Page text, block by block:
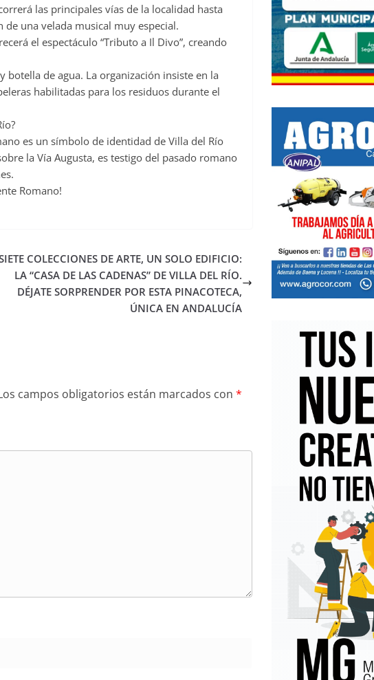
las principales vías de la localidad hasta
una velada musical muy especial.
el espectáculo “Tributo a Il Divo”, creando
botella de agua. La organización insiste en la
habilitadas para los residuos durante el
es un símbolo de identidad de Villa del Río
la Vía Augusta, es testigo del pasado romano
Romano!
COLECCIONES DE ARTE, UN SOLO EDIFICIO:
LA “CASA DE LAS CADENAS” DE VILLA DEL RÍO.
DÉJATE SORPRENDER POR ESTA PINACOTECA,
ÚNICA EN ANDALUCÍA
campos obligatorios están marcados con *